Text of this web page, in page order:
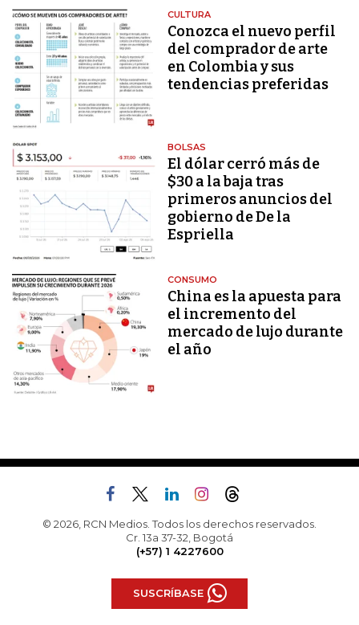
CULTURA
Conozca el nuevo perfil
del comprador de arte
en Colombia y sus
tendencias preferidas
BOLSAS
El dólar cerró más de
$30 a la baja tras
primeros anuncios del
gobierno de De la
Espriella
CONSUMO
China es la apuesta para
el incremento del
mercado de lujo durante
el año
© 2026, RCN Medios. Todos los derechos reservados.
Cr. 13a 37-32, Bogotá
(+57) 1 4227600
SUSCRÍBASE